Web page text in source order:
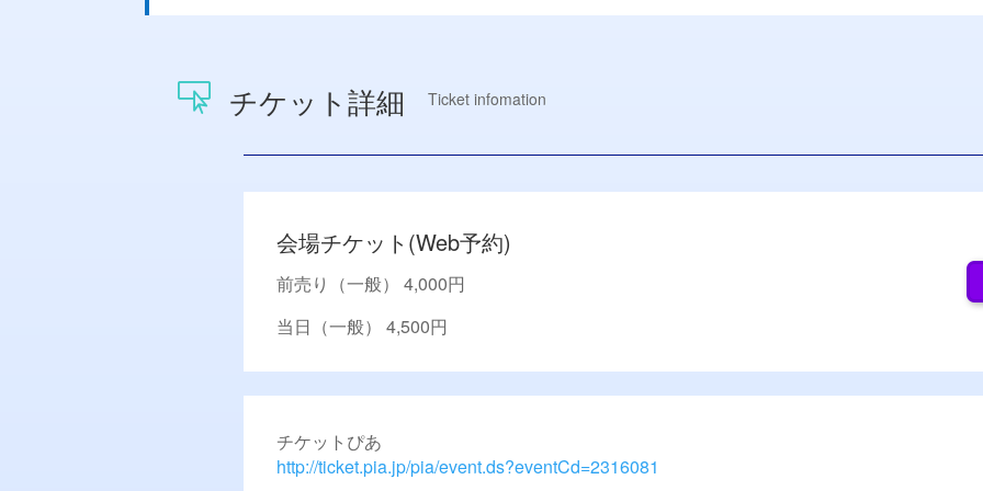
 チケット詳細 Ticket infomation
会場チケット(Web予約)
前売り（一般） 4,000円
当日（一般） 4,500円
チケットぴあ
http://ticket.pia.jp/pia/event.ds?eventCd=2316081